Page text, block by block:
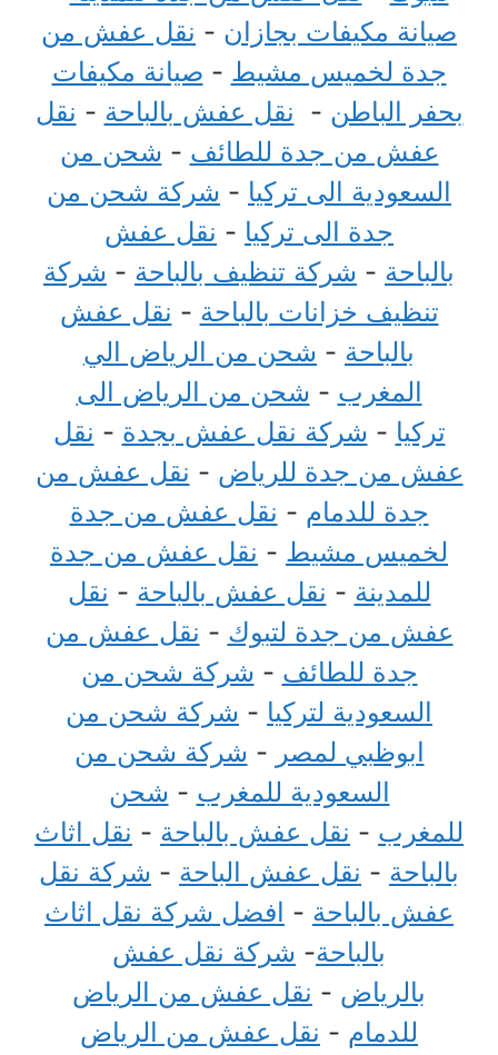
صيانة مكيفات بجازان - نقل عفش من
جدة لخميس مشيط - صيانة مكيفات
بحفر الباطن - نقل عفش بالباحة - نقل
عفش من جدة للطائف - شحن من
السعودية الى تركيا - شركة شحن من
جدة الى تركيا - نقل عفش
بالباحة - شركة تنظيف بالباحة - شركة
تنظيف خزانات بالباحة - نقل عفش
بالباحة - شحن من الرياض الي
المغرب - شحن من الرياض الى
تركيا - شركة نقل عفش بجدة - نقل
عفش من جدة للرياض - نقل عفش من
جدة للدمام - نقل عفش من جدة
لخميس مشيط - نقل عفش من جدة
للمدينة - نقل عفش بالباحة - نقل
عفش من جدة لتبوك - نقل عفش من
جدة للطائف - شركة شحن من
السعودية لتركيا - شركة شحن من
ابوظبي لمصر - شركة شحن من
السعودية للمغرب - شحن
للمغرب - نقل عفش بالباحة - نقل اثاث
بالباحة - نقل عفش الباحة - شركة نقل
عفش بالباحة - افضل شركة نقل اثاث
بالباحة- شركة نقل عفش
بالرياض - نقل عفش من الرياض
للدمام - نقل عفش من الرياض